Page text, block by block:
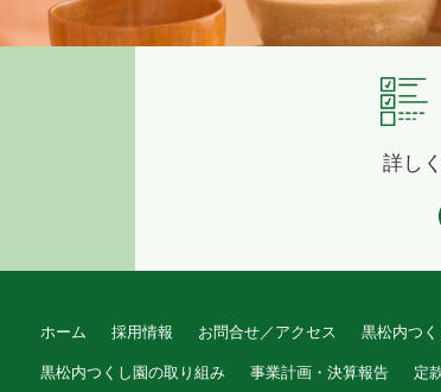
詳し
ホーム 採用情報 お問合せ／アクセス 黒松内つ
黒松内つくし園の取り組み
事業計画・決算報告 定